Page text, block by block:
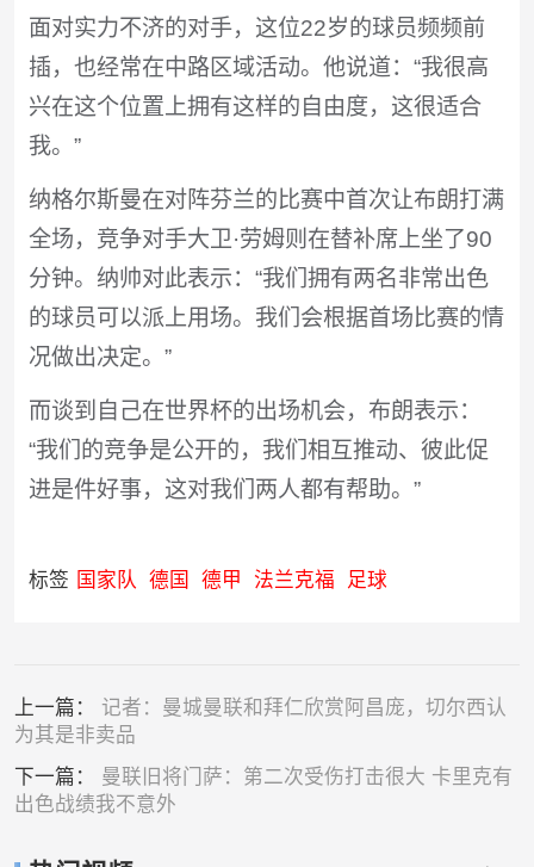
面对实力不济的对手，这位22岁的球员频频前
插，也经常在中路区域活动。他说道：“我很高
兴在这个位置上拥有这样的自由度，这很适合
我。”
纳格尔斯曼在对阵芬兰的比赛中首次让布朗打满
全场，竞争对手大卫·劳姆则在替补席上坐了90
分钟。纳帅对此表示：“我们拥有两名非常出色
的球员可以派上用场。我们会根据首场比赛的情
况做出决定。”
而谈到自己在世界杯的出场机会，布朗表示：
“我们的竞争是公开的，我们相互推动、彼此促
进是件好事，这对我们两人都有帮助。”
标签 国家队 德国 德甲 法兰克福 足球
上一篇： 记者：曼城曼联和拜仁欣赏阿昌庞，切尔西认
为其是非卖品
下一篇： 曼联旧将门萨：第二次受伤打击很大 卡里克有
出色战绩我不意外